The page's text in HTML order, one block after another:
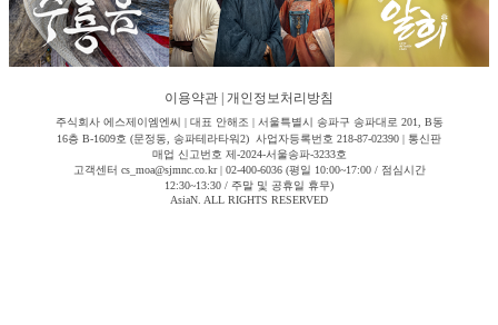
이용약관 개인정보처리방침
주식회사 에스제이엠엔씨 | 대표 안해조 | 서울특별시 송파구 송파대로 201, B동
16층 B-1609호 (문정동, 송파테라타워2) 사업자등록번호 218-87-02390 | 통신판
매업 신고번호 제-2024-서울송파-3233호
고객센터 cs_moa@sjmnc.co.kr | 02-400-6036 (평일 10:00~17:00 / 점심시간
12:30~13:30 / 주말 및 공휴일 휴무)
AsiaN. ALL RIGHTS RESERVED